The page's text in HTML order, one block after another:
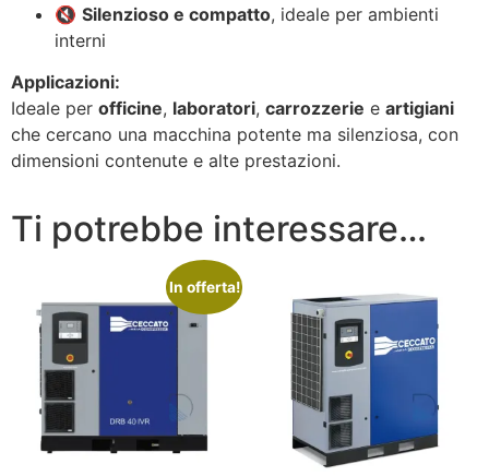
🔇 Silenzioso e compatto, ideale per ambienti
interni
Applicazioni:
Ideale per officine, laboratori, carrozzerie e artigiani
che cercano una macchina potente ma silenziosa, con
dimensioni contenute e alte prestazioni.
Ti potrebbe interessare…
In offerta!